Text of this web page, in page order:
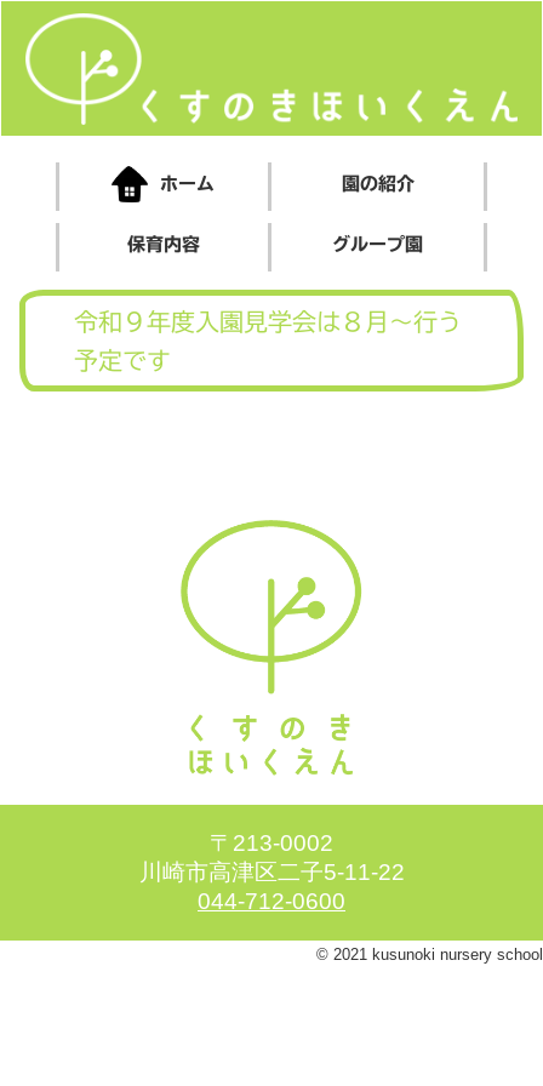
ホーム 園の紹介
保育内容 グループ園
令和９年度入園見学会は８月～行う
予定です
〒213-0002
川崎市高津区二子5-11-22
044-712-0600
© 2021 kusunoki nursery school